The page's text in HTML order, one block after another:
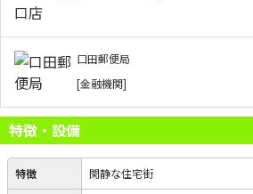
口田郵便局
[金融機関]
特徴・設備
特徴 閑静な住宅街